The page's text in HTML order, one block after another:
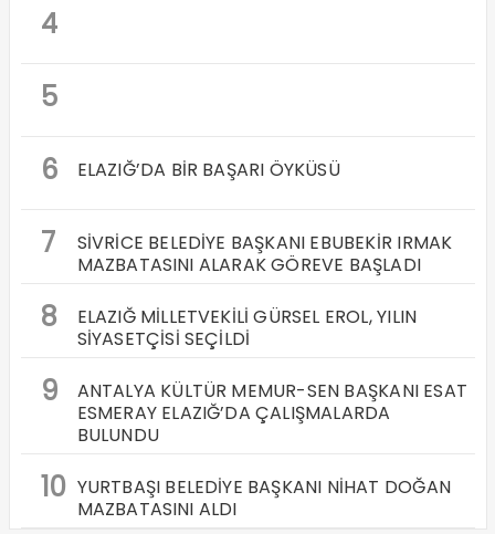
4
5
6
ELAZIĞ’DA BİR BAŞARI ÖYKÜSÜ
7
SİVRİCE BELEDİYE BAŞKANI EBUBEKİR IRMAK
MAZBATASINI ALARAK GÖREVE BAŞLADI
8
ELAZIĞ MİLLETVEKİLİ GÜRSEL EROL, YILIN
SİYASETÇİSİ SEÇİLDİ
9
ANTALYA KÜLTÜR MEMUR-SEN BAŞKANI ESAT
ESMERAY ELAZIĞ’DA ÇALIŞMALARDA
BULUNDU
10 YURTBAŞI BELEDİYE BAŞKANI NİHAT DOĞAN
MAZBATASINI ALDI